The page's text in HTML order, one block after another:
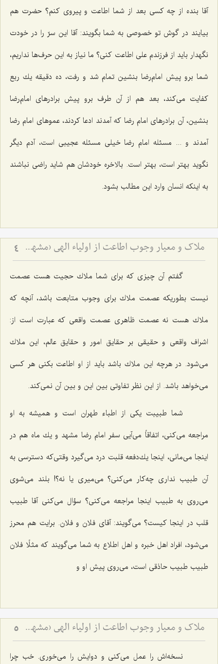
آقا بنده از چه كسی بعد از شما اطاعت و پیروی كنم؟ حضرت هم
بیایند در گوش تو خصوصی به شما بگویند: آقا این سرّ را در خودت
نگهدار باید از فرزندم علی اطاعت كنی؟ ما نیاز به این حرف‌ها نداریم،
شما برو پیش امام‌رضا بنشین تمام شد و رفت، ده دقیقه یك ربع
كفایت می‌كند، بعد هم از آن طرف برو پیش برادرهای امام‌رضا
بنشین، آن برادرهای امام رضا كه آمدند ادعا كردند، عموهای امام رضا
آمدند و ... مسئله امام رضا خیلی مسئله عجیبی است، آدم دیگر
نگوید بهتر است، بهتر است. بالاخره خودشان هم شاید راضی نباشند
به اینكه انسان وارد این مطالب بشود.
ملاک و معیار وجوب اطاعت از اولیاء الهی (مشهد مقدس) 4
گفتم آن چیزی كه برای شما ملاك حجیت هست عصمت
نیست بطوریكه عصمت ملاك برای وجوب متابعت باشد، آنچه كه
ملاك هست نه عصمت ظاهری عصمت واقعی كه عبارت است از:
اشراف واقعی و حقیقی بر حقایق امور و حقایق عالم، این ملاك
می‌شود. در هرچه این ملاك باشد باید از او اطاعت بكنی هر كسی
می‌خواهد باشد. از این نظر تفاوتی بین این و بین آن نمی‌كند.
شما طبیبت یكی از اطباء طهران است و همیشه به او
مراجعه می‌كنی، اتفاقاً می‌آیی سفر امام رضا مشهد و یك ماه هم در
اینجا می‌مانی، اینجا یك‌دفعه قلبت درد می‌گیرد وقتی‌كه دسترسی به
آن طبیب نداری چه‌كار می‌كنی؟ می‌میری یا نه؟! بلند می‌شوی
می‌روی به طبیب اینجا مراجعه می‌كنی؟ سؤال می‌كنی آقا طبیب
قلب در اینجا كیست؟ می‌گویند: آقای فلان و فلان. برایت هم محرز
می‌شود، افراد اهل خبره و اهل اطلاع به شما می‌گویند كه مثلًا فلان
طبیب طبیب حاذقی است، می‌روی پیش او و
ملاک و معیار وجوب اطاعت از اولیاء الهی (مشهد مقدس) 5
نسخه‌اش را عمل می‌كنی و دوایش را می‌خوری. خب چرا